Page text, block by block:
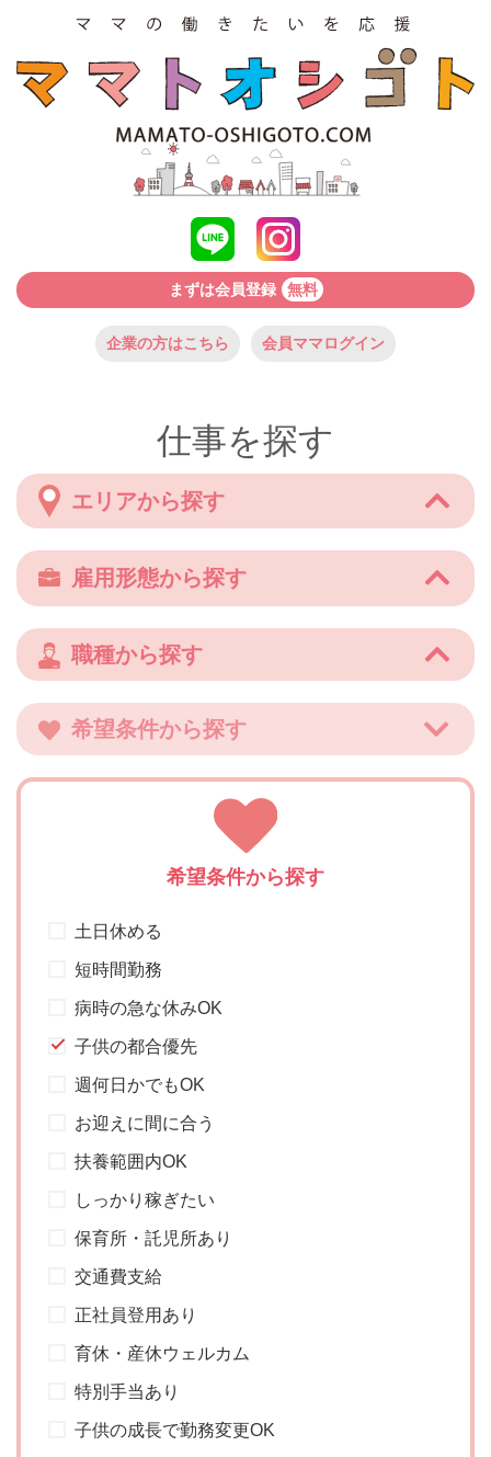
まずは会員登録 無料
企業の方はこちら 会員ママログイン
仕事を探す
エリアから探す
雇用形態から探す
職種から探す
希望条件から探す
希望条件から探す
土日休める
短時間勤務
病時の急な休みOK
子供の都合優先
週何日かでもOK
お迎えに間に合う
扶養範囲内OK
しっかり稼ぎたい
保育所・託児所あり
交通費支給
正社員登用あり
育休・産休ウェルカム
特別手当あり
子供の成長で勤務変更OK